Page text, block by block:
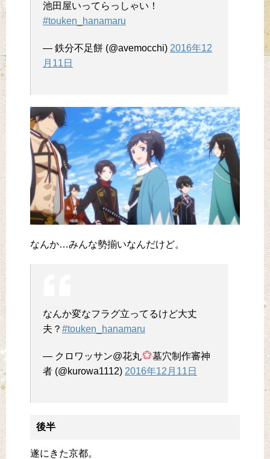
池田屋いってらっしゃい！
#touken_hanamaru
— 鉄分不足餅 (@avemocchi) 2016年12
月11日
なんか…みんな勢揃いなんだけど。
なんか変なフラグ立ってるけど大丈
夫？ #touken_hanamaru
— クロワッサン@花丸
墓穴制作審神
者 (@kurowa1112) 2016年12月11日
後半
遂にきた京都。